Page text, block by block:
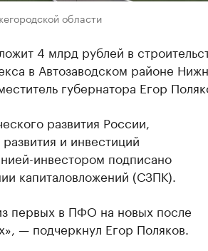
области
4 млрд рублей в
в Автозаводском районе
губернатора Егор
развития России,
и инвестиций
инвестором подписано
капиталовложений (СЗПК).
первых в ПФО на новых после
— подчеркнул Егор Поляков.